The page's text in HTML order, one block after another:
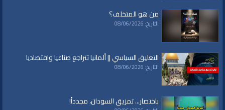
اشترك في القناة الرسمية على تليجرام:
https://t.me/AlWaqiyahTV
الصفحة الرسمية لقناة الواقية على الفيسبوك
الصفحة الرسمية على تويتر
https://twitter.com/AlwaqiyahTV
قناة الواقية: انحياز إلى مبدأ الأمة
الفئات:
من هو المتخلف؟
التاريخ: 08/06/2026
التعليق السياسي || ألمانيا تتراجع صناعيا واقتصاديا
التاريخ: 08/06/2026
باختصار... تمزيق السودان، مجدداً!